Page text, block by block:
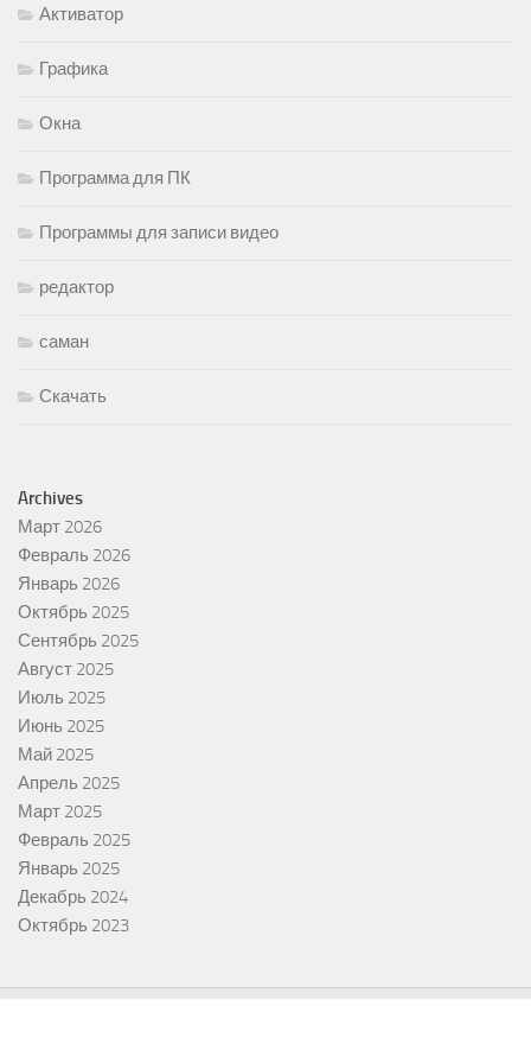
Активатор
Графика
Окна
Программа для ПК
Программы для записи видео
редактор
саман
Скачать
Archives
Март 2026
Февраль 2026
Январь 2026
Октябрь 2025
Сентябрь 2025
Август 2025
Июль 2025
Июнь 2025
Май 2025
Апрель 2025
Март 2025
Февраль 2025
Январь 2025
Декабрь 2024
Октябрь 2023